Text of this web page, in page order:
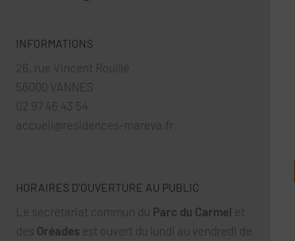
INFORMATIONS
26, rue Vincent Rouillé
56000 VANNES
02 97 46 43 54
accueil@residences-mareva.fr
HORAIRES D’OUVERTURE AU PUBLIC
Le secrétariat commun du Parc du Carmel et
des Oréades est ouvert du lundi au vendredi de